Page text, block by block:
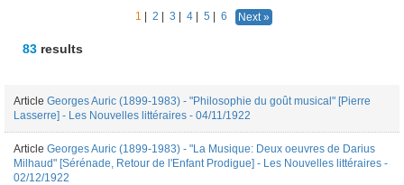
1 2 3 4 5 6 Next »
83 results
Article Georges Auric (1899-1983) - "Philosophie du goût musical" [Pierre
Lasserre] - Les Nouvelles littéraires - 04/11/1922
Article Georges Auric (1899-1983) - "La Musique: Deux oeuvres de Darius
Milhaud" [Sérénade, Retour de l'Enfant Prodigue] - Les Nouvelles littéraires -
02/12/1922